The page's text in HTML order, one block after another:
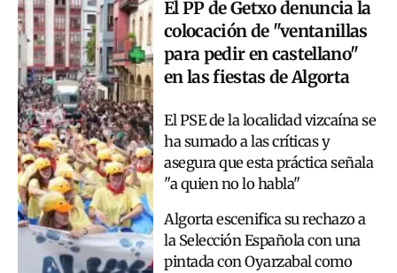
El PP de Getxo denuncia la
colocación de "ventanillas
para pedir en castellano"
en las fiestas de Algorta
El PSE de la localidad vizcaína se
ha sumado a las críticas y
asegura que esta práctica señala
"a quien no lo habla"
Algorta escenifica su rechazo a
la Selección Española con una
pintada con Oyarzabal como